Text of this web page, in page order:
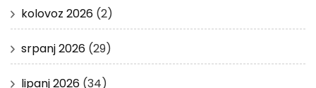
kolovoz 2026 (2)
srpanj 2026 (29)
lipanj 2026 (34)